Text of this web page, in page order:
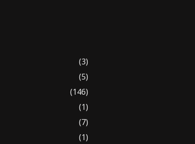
(3)
(5)
(146)
(1)
(7)
(1)